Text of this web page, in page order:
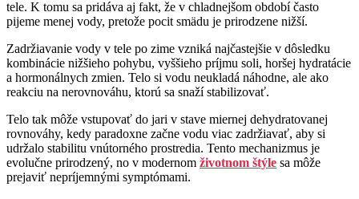
tele. K tomu sa pridáva aj fakt, že v chladnejšom období často
pijeme menej vody, pretože pocit smädu je prirodzene nižší.
Zadržiavanie vody v tele po zime vzniká najčastejšie v dôsledku
kombinácie nižšieho pohybu, vyššieho príjmu soli, horšej hydratácie
a hormonálnych zmien. Telo si vodu neukladá náhodne, ale ako
reakciu na nerovnováhu, ktorú sa snaží stabilizovať.
Telo tak môže vstupovať do jari v stave miernej dehydratovanej
rovnováhy, kedy paradoxne začne vodu viac zadržiavať, aby si
udržalo stabilitu vnútorného prostredia. Tento mechanizmus je
evolučne prirodzený, no v modernom životnom štýle sa môže
prejaviť nepríjemnými symptómami.